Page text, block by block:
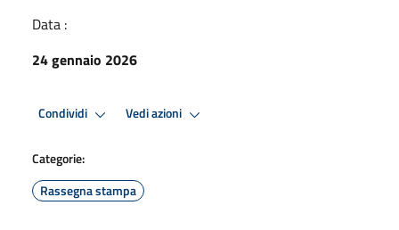
Data :
24 gennaio 2026
Condividi Vedi azioni
Categorie:
Rassegna stampa